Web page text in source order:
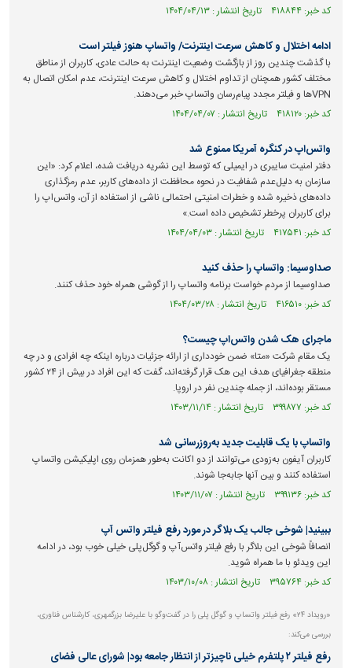
کد خبر: ۴۱۸۸۴۴ تاریخ انتشار : ۱۴۰۴/۰۴/۱۳
ادامه اختلال و کاهش سرعت اینترنت/ واتساپ هنوز فیلتر است
با گذشت چندین روز از بازگشت وضعیت اینترنت به حالت عادی، کاربران از مناطق
مختلف کشور همچنان از تداوم اختلال و کاهش سرعت اینترنت، عدم امکان اتصال به
VPNها و فیلتر مجدد پیام‌رسان واتساپ خبر می‌دهند.
کد خبر: ۴۱۸۱۲۰ تاریخ انتشار : ۱۴۰۴/۰۴/۰۷
واتس‌اپ در کنگره آمریکا ممنوع شد
دفتر امنیت سایبری در ایمیلی که توسط این نشریه دریافت شده، اعلام کرد: «این
سازمان به دلیل‌عدم شفافیت در نحوه محافظت از داده‌های کاربر، عدم رمزگذاری
داده‌های ذخیره شده و خطرات امنیتی احتمالی ناشی از استفاده از آن، واتس‌اپ را
برای کاربران پرخطر تشخیص داده است.»
کد خبر: ۴۱۷۵۴۱ تاریخ انتشار : ۱۴۰۴/۰۴/۰۳
صداوسیما: واتساپ را حذف کنید
صداوسیما از مردم خواست برنامه‌ واتساپ را از گوشی همراه خود حذف کنند.
کد خبر: ۴۱۶۵۱۰ تاریخ انتشار : ۱۴۰۴/۰۳/۲۸
ماجرای هک شدن واتس‌اپ چیست؟
یک مقام شرکت «متا» ضمن خودداری از ارائه جزئیات درباره اینکه چه افرادی و در چه
منطقه جغرافیای هدف این هک قرار گرفته‌اند، گفت که این افراد در بیش از ۲۴ کشور
مستقر بوده‌اند، از جمله چندین نفر در اروپا.
کد خبر: ۳۹۹۸۷۷ تاریخ انتشار : ۱۴۰۳/۱۱/۱۴
واتساپ با یک قابلیت جدید به‌روز‌رسانی شد
کاربران آیفون به‌زودی می‌توانند از دو اکانت به‌طور همزمان روی اپلیکیشن واتساپ
استفاده کنند و بین آنها جابه‌جا شوند.
کد خبر: ۳۹۹۱۳۶ تاریخ انتشار : ۱۴۰۳/۱۱/۰۷
ببینید| شوخی جالب یک بلاگر در مورد رفع فیلتر واتس آپ
انصافاً شوخی این بلاگر با رفع فیلتر واتس‌آپ و گوگل‌پلی خیلی خوب بود، در ادامه
این ویدئو با ما همراه شوید.
کد خبر: ۳۹۵۷۶۴ تاریخ انتشار : ۱۴۰۳/۱۰/۰۸
«رویداد ۲۴» رفع فیلتر واتساپ و گوگل پلی را در گفت‌وگو با علیرضا بزرگمهری، کارشناس فناوری،
بررسی می‌کند:
رفع فیلتر ۲ پلتفرم خیلی ناچیز‌تر از انتظار جامعه بود| شورای عالی فضای